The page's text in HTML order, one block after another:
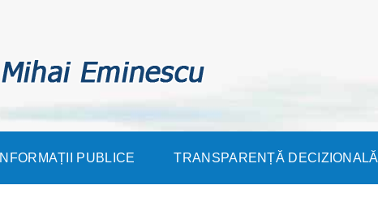
INFORMAȚII PUBLICE TRANSPARENȚĂ DECIZIONALĂ